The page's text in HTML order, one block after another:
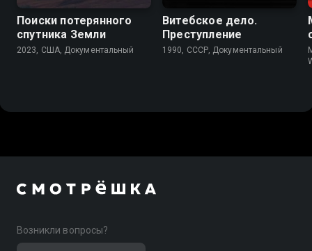
Поиски потерянного
спутника Земли
2023, США, Документальный
Витебское дело.
Преступление
1990, СССР, Документальный
Возникли вопросы?